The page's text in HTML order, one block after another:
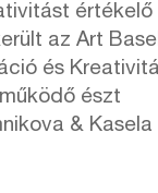
értékelő
az Art
és
észt
& Kasela